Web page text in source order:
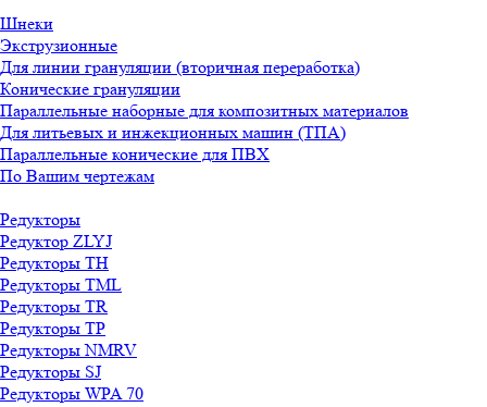
Шнеки
Экструзионные
Для линии грануляции (вторичная переработка)
Конические грануляции
Параллельные наборные для композитных материалов
Для литьевых и инжекционных машин (ТПА)
Параллельные конические для ПВХ
По Вашим чертежам
Редукторы
Редуктор ZLYJ
Редукторы TH
Редукторы TML
Редукторы TR
Редукторы TP
Редукторы NMRV
Редукторы SJ
Редукторы WPA 70